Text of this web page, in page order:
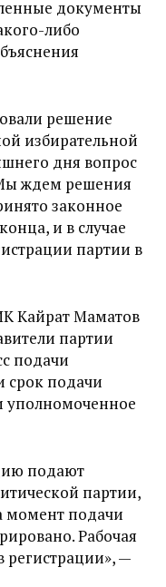
документы
либо
решение
избирательной
дня вопрос
ждем решения
законное
и в случае
партии в
Кайрат Маматов
партии
подачи
срок подачи
уполномоченное
подают
партии,
момент подачи
Рабочая
регистрации», —